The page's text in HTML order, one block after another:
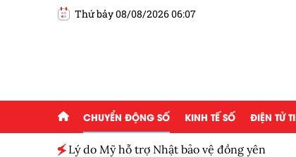
Thứ bảy 08/08/2026 06:07
CHUYỂN ĐỘNG SỐ KINH TẾ SỐ ĐIỆN TỬ
Lý do Mỹ hỗ trợ Nhật bảo vệ đồng yên